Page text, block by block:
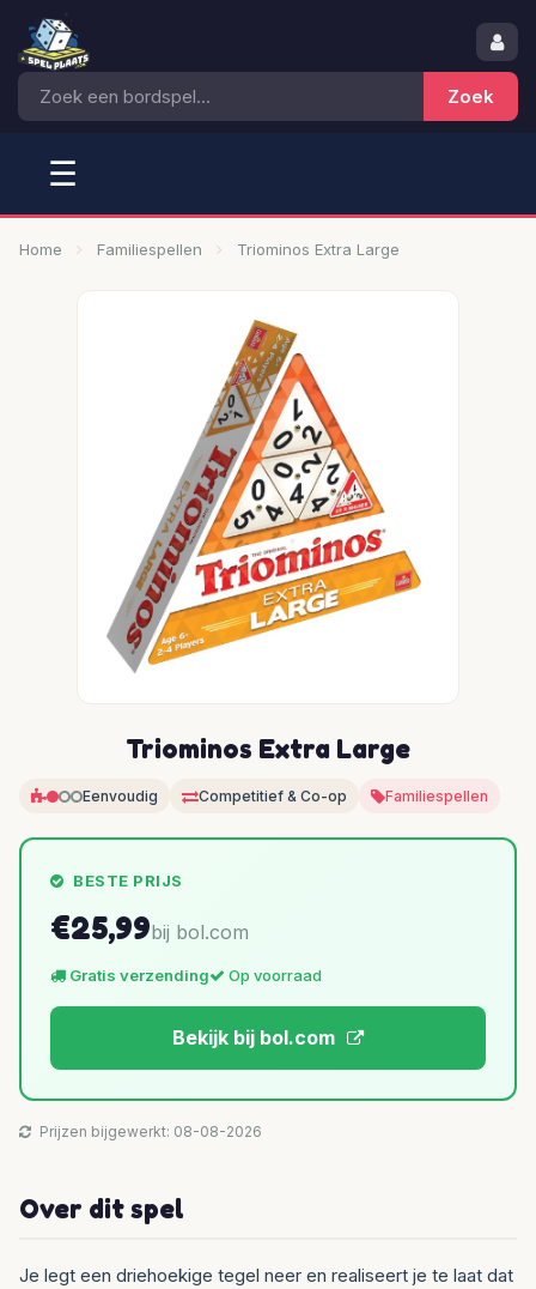
☰
Home Familiespellen Triominos Extra Large
Triominos Extra Large
Eenvoudig Competitief & Co-op Familiespellen
BESTE PRIJS
€25,99bij bol.com
Gratis verzending Op voorraad
Bekijk bij bol.com
Prijzen bijgewerkt: 08-08-2026
Over dit spel
Je legt een driehoekige tegel neer en realiseert je te laat dat